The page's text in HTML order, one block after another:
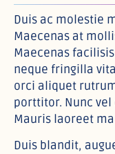
Duis ac molestie
Maecenas at
Maecenas
neque fringilla
orci aliquet
porttitor. Nunc
Mauris laoreet
Duis blandit,